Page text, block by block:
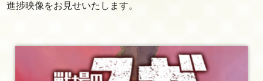
進捗映像をお見せいたします。